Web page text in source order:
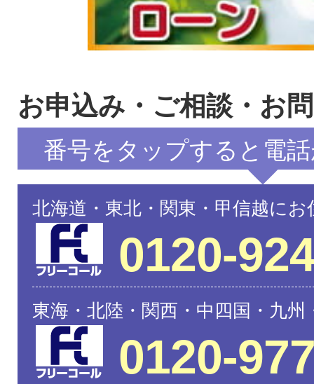
お申込み・ご相談・お
番号をタップすると電
北海道・東北・関東・甲信越に
0120-
東海・北陸・関西・中四国・九
0120-